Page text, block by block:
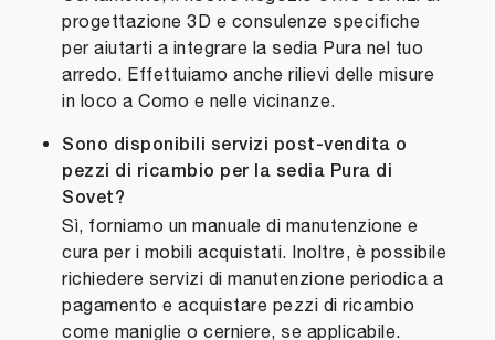
progettazione 3D e consulenze specifiche
per aiutarti a integrare la sedia Pura nel tuo
arredo. Effettuiamo anche rilievi delle misure
in loco a Como e nelle vicinanze.
Sono disponibili servizi post-vendita o
pezzi di ricambio per la sedia Pura di
Sovet?
Sì, forniamo un manuale di manutenzione e
cura per i mobili acquistati. Inoltre, è possibile
richiedere servizi di manutenzione periodica a
pagamento e acquistare pezzi di ricambio
come maniglie o cerniere, se applicabile.